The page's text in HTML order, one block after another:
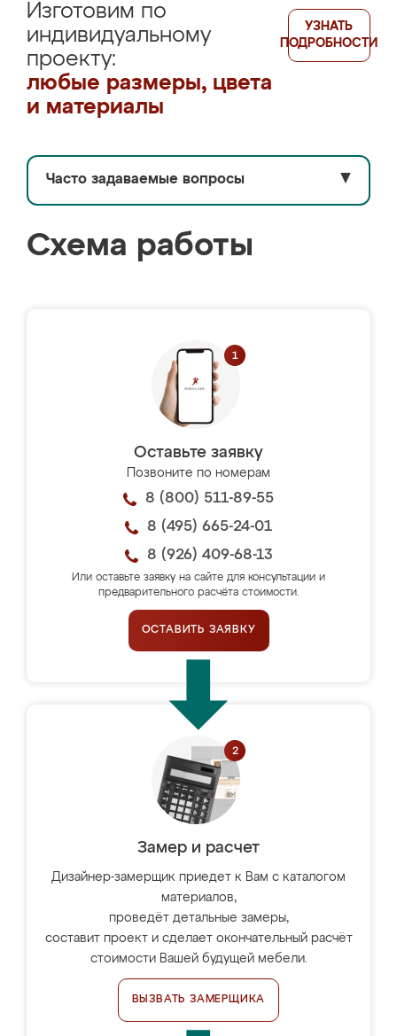
Изготовим по
индивидуальному
проекту:
любые размеры, цвета
и материалы
УЗНАТЬ
ПОДРОБНОСТИ
Часто задаваемые вопросы ▼
Схема работы
Оставьте заявку
Позвоните по номерам
8 (800) 511-89-55
8 (495) 665-24-01
8 (926) 409-68-13
Или оставьте заявку на сайте для консультации и
предварительного расчёта стоимости.
ОСТАВИТЬ ЗАЯВКУ
Замер и расчет
Дизайнер-замерщик приедет к Вам с каталогом
материалов,
проведёт детальные замеры,
составит проект и сделает окончательный расчёт
стоимости Вашей будущей мебели.
ВЫЗВАТЬ ЗАМЕРЩИКА